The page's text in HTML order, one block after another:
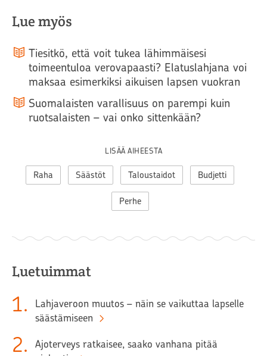
Lue myös
Tiesitkö, että voit tukea lähimmäisesi
toimeentuloa verovapaasti? Elatuslahjana voi
maksaa esimerkiksi aikuisen lapsen vuokran
Suomalaisten varallisuus on parempi kuin
ruotsalaisten – vai onko sittenkään?
LISÄÄ AIHEESTA
Raha Säästöt Taloustaidot Budjetti
Perhe
Luetuimmat
1.
Lahjaveroon muutos – näin se vaikuttaa lapselle
säästämiseen
2.
Ajoterveys ratkaisee, saako vanhana pitää